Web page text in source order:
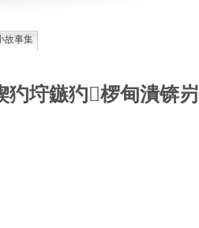
犳垨鏃犳椤甸潰锛岃
故事集
德国牧羊犬和草原狼的新结合
选择牧羊犬和狼交配的原因